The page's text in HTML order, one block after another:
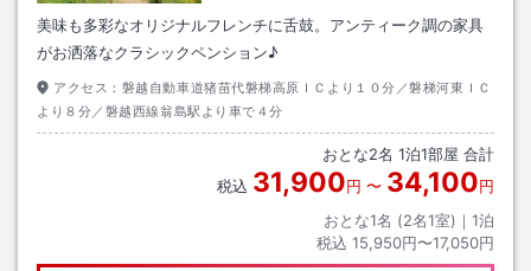
美味も多彩なオリジナルフレンチに舌鼓。アンティーク調の家具
がお洒落なクラシックペンション♪
アクセス： 磐越自動車道猪苗代磐梯高原ＩＣより１０分／磐梯河東ＩＣ
より８分／磐越西線翁島駅より車で４分
おとな2名 1泊1部屋 合計
税込 31,900円 〜 34,100円
おとな1名 (2名1室)｜ 1泊
税込 15,950円〜17,050円